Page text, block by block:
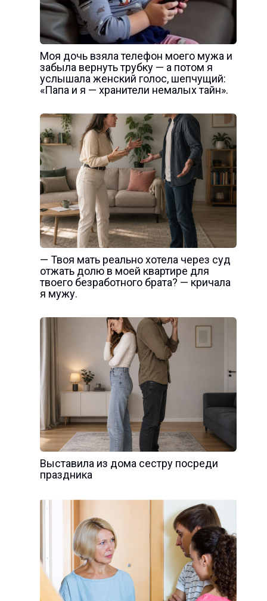
Моя дочь взяла телефон моего мужа и
забыла вернуть трубку — а потом я
услышала женский голос, шепчущий:
«Папа и я — хранители немалых тайн».
— Твоя мать реально хотела через суд
отжать долю в моей квартире для
твоего безработного брата? — кричала
я мужу.
Выставила из дома сестру посреди
праздника